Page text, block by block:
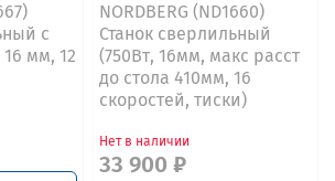
с
мм, 12
NORDBERG (ND1660)
Станок сверлильный
(750Вт, 16мм, макс расст
до стола 410мм, 16
скоростей, тиски)
Нет в наличии
33 900 ₽